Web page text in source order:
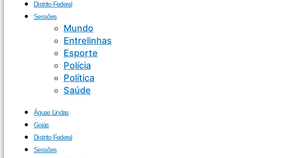
Distrito Federal
Sessões
Mundo
Entrelinhas
Esporte
Polícia
Política
Saúde
Águas Lindas
Goiás
Distrito Federal
Sessões